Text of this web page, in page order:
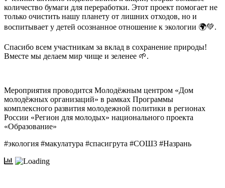
количество бумаги для переработки. Этот проект помогает не
только очистить нашу планету от лишних отходов, но и
воспитывает у детей осознанное отношение к экологии 🌍💚.
Спасибо всем участникам за вклад в сохранение природы!
Вместе мы делаем мир чище и зеленее 🌱.
Мероприятия проводится Молодёжным центром «Дом
молодёжных организаций» в рамках Программы
комплексного развития молодежной политики в регионах
России «Регион для молодых» национального проекта
«Образование»
#экология #макулатура #спасигрута #СОШ3 #Назрань